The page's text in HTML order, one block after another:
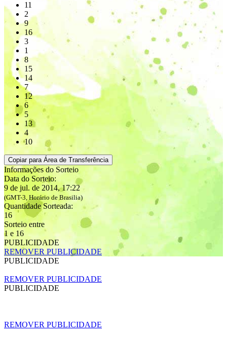
11
2
9
16
3
1
8
15
14
7
12
6
5
13
4
10
Copiar para Área de Transferência
Informações do Sorteio
Data do Sorteio:
9 de jul. de 2014, 17:22
(GMT-3, Horário de Brasilia)
Quantidade Sorteada:
16
Sorteio entre
1 e 16
PUBLICIDADE
REMOVER PUBLICIDADE
PUBLICIDADE
REMOVER PUBLICIDADE
PUBLICIDADE
REMOVER PUBLICIDADE